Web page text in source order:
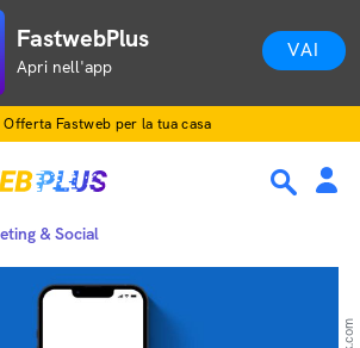
FastwebPlus
Apri nell'app
VAI
Offerta Fastweb per la tua casa
& Social